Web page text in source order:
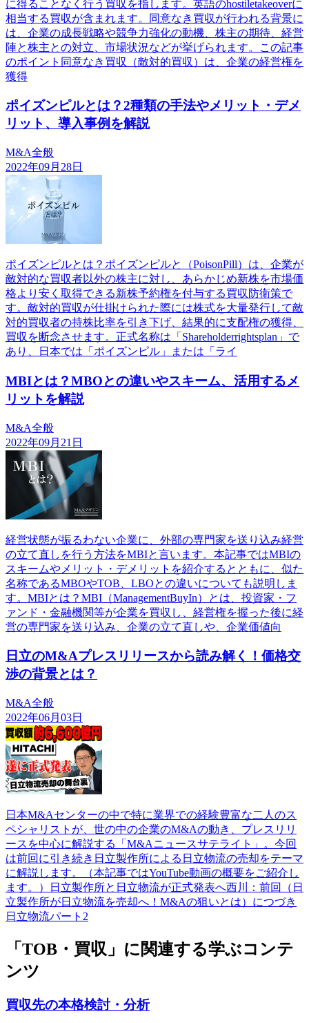
に得ることなく行う買収を指します。英語のhostiletakeoverに
相当する買収が含まれます。同意なき買収が行われる背景に
は、企業の成長戦略や競争力強化の動機、株主の期待、経営
陣と株主との対立、市場状況などが挙げられます。この記事
のポイント同意なき買収（敵対的買収）は、企業の経営権を
獲得
ポイズンピルとは？2種類の手法やメリット・デメ
リット、導入事例を解説
M&A全般
2022年09月28日
ポイズンピルとは？ポイズンピルと（PoisonPill）は、企業が
敵対的な買収者以外の株主に対し、あらかじめ新株を市場価
格より安く取得できる新株予約権を付与する買収防衛策で
す。敵対的買収が仕掛けられた際には株式を大量発行して敵
対的買収者の持株比率を引き下げ、結果的に支配権の獲得、
買収を断念させます。正式名称は「Shareholderrightsplan」で
あり、日本では「ポイズンピル」または「ライ
MBIとは？MBOとの違いやスキーム、活用するメ
リットを解説
M&A全般
2022年09月21日
経営状態が振るわない企業に、外部の専門家を送り込み経営
の立て直しを行う方法をMBIと言います。本記事ではMBIの
スキームやメリット・デメリットを紹介するとともに、似た
名称であるMBOやTOB、LBOとの違いについても説明しま
す。MBIとは？MBI（ManagementBuyIn）とは、投資家・フ
ァンド・金融機関等が企業を買収し、経営権を握った後に経
営の専門家を送り込み、企業の立て直しや、企業価値向
日立のM&Aプレスリリースから読み解く！価格交
渉の背景とは？
M&A全般
2022年06月03日
日本M&Aセンターの中で特に業界での経験豊富な二人のス
ペシャリストが、世の中の企業のM&Aの動き、プレスリリ
ースを中心に解説する「M&Aニュースサテライト」。今回
は前回に引き続き日立製作所による日立物流の売却をテーマ
に解説します。（本記事ではYouTube動画の概要をご紹介し
ます。）日立製作所と日立物流が正式発表へ西川：前回（日
立製作所が日立物流を売却へ！M&Aの狙いとは）につづき
日立物流パート2
「TOB・買収」に関連する学ぶコンテ
ンツ
買収先の本格検討・分析